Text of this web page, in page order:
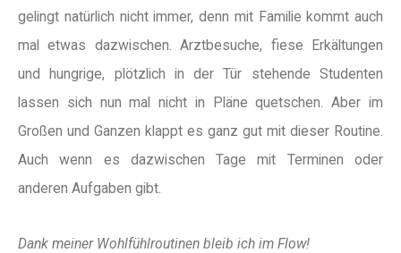
gelingt natürlich nicht immer, denn mit Familie kommt auch
mal etwas dazwischen. Arztbesuche, fiese Erkältungen
und hungrige, plötzlich in der Tür stehende Studenten
lassen sich nun mal nicht in Pläne quetschen. Aber im
Großen und Ganzen klappt es ganz gut mit dieser Routine.
Auch wenn es dazwischen Tage mit Terminen oder
anderen Aufgaben gibt.
Dank meiner Wohlfühlroutinen bleib ich im Flow!